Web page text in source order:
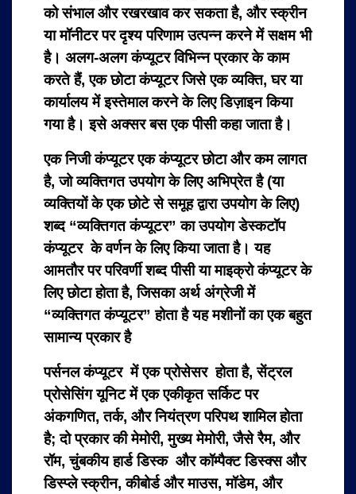
को संभाल और रखरखाव कर सकता है, और स्क्रीन
या मॉनीटर पर दृश्य परिणाम उत्पन्न करने में सक्षम भी
है। अलग-अलग कंप्यूटर विभिन्न प्रकार के काम
करते हैं, एक छोटा कंप्यूटर जिसे एक व्यक्ति, घर या
कार्यालय में इस्तेमाल करने के लिए डिज़ाइन किया
गया है। इसे अक्सर बस एक पीसी कहा जाता है।
एक निजी कंप्यूटर एक कंप्यूटर छोटा और कम लागत
है, जो व्यक्तिगत उपयोग के लिए अभिप्रेत है (या
व्यक्तियों के एक छोटे से समूह द्वारा उपयोग के लिए)
शब्द “व्यक्तिगत कंप्यूटर” का उपयोग डेस्कटॉप
कंप्यूटर के वर्णन के लिए किया जाता है। यह
आमतौर पर परिवर्णी शब्द पीसी या माइक्रो कंप्यूटर के
लिए छोटा होता है, जिसका अर्थ अंग्रेजी में
“व्यक्तिगत कंप्यूटर” होता है यह मशीनों का एक बहुत
सामान्य प्रकार है
पर्सनल कंप्यूटर में एक प्रोसेसर होता है, सेंट्रल
प्रोसेसिंग यूनिट में एक एकीकृत सर्किट पर
अंकगणित, तर्क, और नियंत्रण परिपथ शामिल होता
है; दो प्रकार की मेमोरी, मुख्य मेमोरी, जैसे रैम, और
रॉम, चुंबकीय हार्ड डिस्क और कॉम्पैक्ट डिस्क्स और
डिस्प्ले स्क्रीन, कीबोर्ड और माउस, मॉडेम, और